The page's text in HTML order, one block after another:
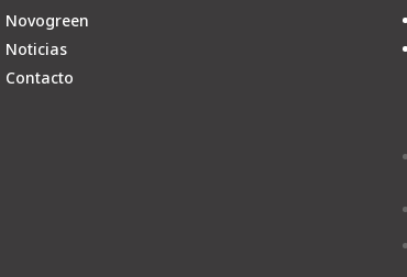
Novogreen
Noticias
Contacto